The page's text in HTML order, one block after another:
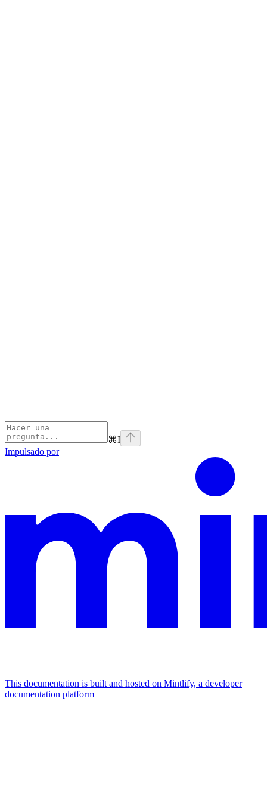
⌘I
Impulsado por
This documentation is built and hosted on Mintlify, a developer
documentation platform